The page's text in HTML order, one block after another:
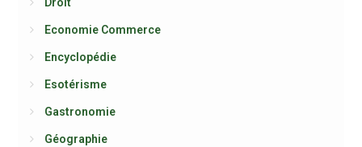
Economie Commerce
Encyclopédie
Esotérisme
Gastronomie
Géographie